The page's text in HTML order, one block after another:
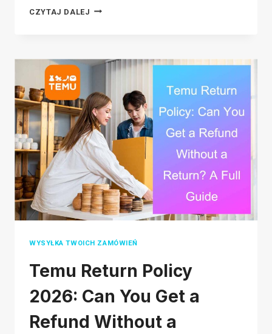
CZYTAJ DALEJ WYJAŚNIENIE
W
TIKTOK:
CO
MUSISZ
WIEDZIEĆ
WYSYŁKA TWOICH ZAMÓWIEŃ
Temu Return Policy
2026: Can You Get a
Refund Without a